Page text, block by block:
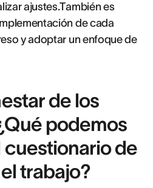
ajustes.También es
de cada
y adoptar un enfoque de
de los
podemos
de
trabajo?